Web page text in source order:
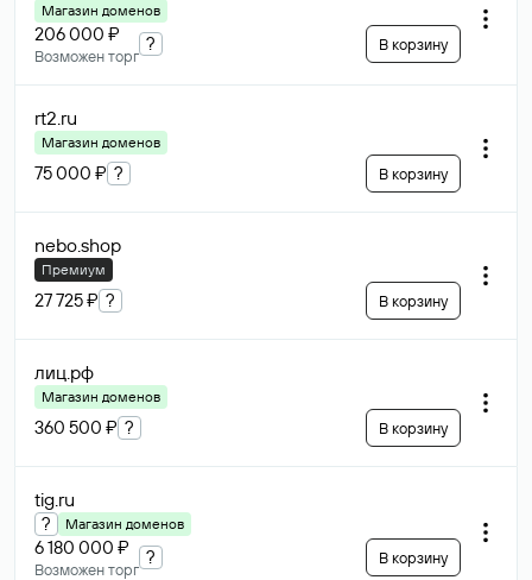
Магазин доменов
206 000 ₽
Возможен торг
? В корзину
rt2.ru
Магазин доменов
75 000 ₽ ? В корзину
nebo.shop
Премиум
27 725 ₽ ? В корзину
лиц.рф
Магазин доменов
360 500 ₽ ? В корзину
tig.ru
? Магазин доменов
6 180 000 ₽
Возможен торг
? В корзину